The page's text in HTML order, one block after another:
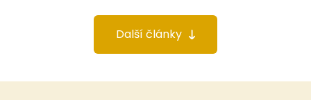
Další články